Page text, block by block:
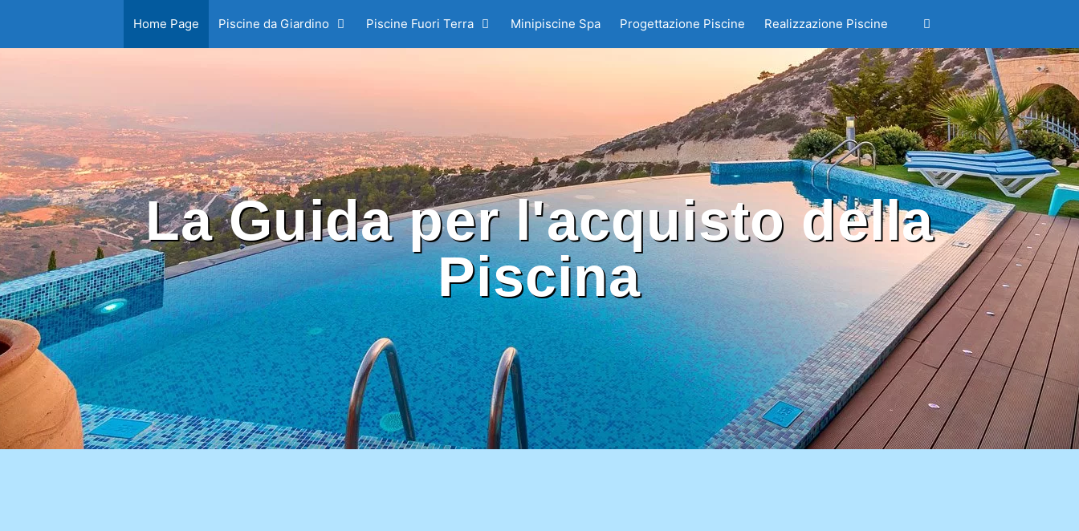
Home Page Piscine da Giardino Piscine Fuori Terra Minipiscine Spa Progettazione Piscine Realizzazione Piscine
La Guida per l'acquisto della
Piscina